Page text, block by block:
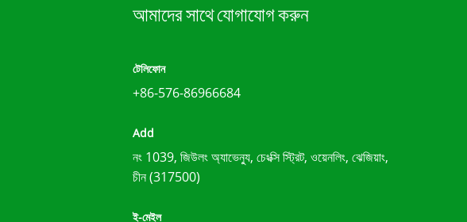
আমাদের সাথে যোগাযোগ করুন
টেলিফোন
+86-576-86966684
Add
নং 1039, জিউলং অ্যাভেন্যু, চেংক্সি স্ট্রিট, ওয়েনলিং, ঝেজিয়াং,
চীন (317500)
ই-মেইল